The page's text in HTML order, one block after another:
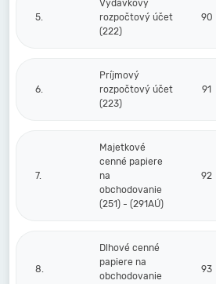
5.
Výdavkový
rozpočtový účet
(222)
90
6.
Príjmový
rozpočtový účet
(223)
91
7.
Majetkové
cenné papiere
na
obchodovanie
(251) - (291AÚ)
92
8.
Dlhové cenné
papiere na
obchodovanie
93